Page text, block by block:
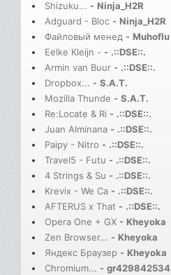
Shizuku... - Ninja_H2R
Adguard - Bloc - Ninja_H2R
Файловый менед - Muhoflu
Eelke Kleijn - - .::DSE::.
Armin van Buur - .::DSE::.
Dropbox... - S.A.T.
Mozilla Thunde - S.A.T.
Re:Locate & Ri - .::DSE::.
Juan Alminana - .::DSE::.
Paipy - Nitro - .::DSE::.
Travel5 - Futu - .::DSE::.
4 Strings & Su - .::DSE::.
Krevix - We Ca - .::DSE::.
AFTERUS x That - .::DSE::.
Opera One + GX - Kheyoka
Zen Browser... - Kheyoka
Яндекс Браузер - Kheyoka
Chromium... - gr429842534